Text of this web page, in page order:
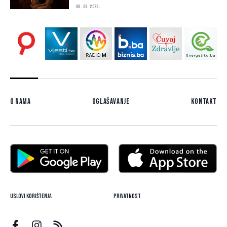
06. 08. 2026.
O nama Oglašavanje Kontakt
Uslovi korištenja Privatnost